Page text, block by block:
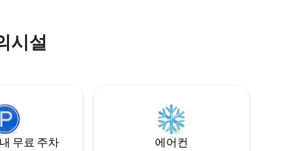
시설
무료 주차 에어컨